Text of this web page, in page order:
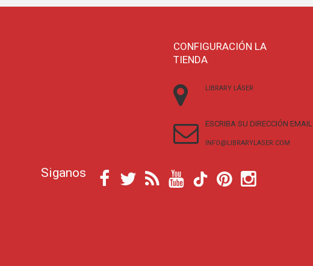
CONFIGURACIÓN LA
TIENDA
LIBRARY LÁSER
ESCRIBA SU DIRECCIÓN
INFO@LIBRARYLASER.COM
Siganos